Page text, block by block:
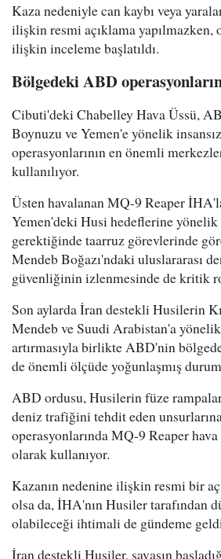
Kaza nedeniyle can kaybı veya
ilişkin resmi açıklama yapılmazken,
ilişkin inceleme başlatıldı.
Bölgedeki ABD
Cibuti'deki Chabelley Hava Üssü,
Boynuzu ve Yemen'e yönelik
operasyonlarının en önemli
kullanılıyor.
Üsten havalanan MQ-9 Reaper
Yemen'deki Husi hedeflerine
gerektiğinde taarruz görevlerinde
Mendeb Boğazı'ndaki uluslararası
güvenliğinin izlenmesinde de kritik
Son aylarda İran destekli Husilerin
Mendeb ve Suudi Arabistan'a yönelik
artırmasıyla birlikte ABD'nin
de önemli ölçüde yoğunlaşmış
ABD ordusu, Husilerin füze
deniz trafiğini tehdit eden
operasyonlarında MQ-9 Reaper
olarak kullanıyor.
Kazanın nedenine ilişkin resmi bir
olsa da, İHA'nın Husiler tarafından
olabileceği ihtimali de gündeme
İran destekli Husiler, savaşın